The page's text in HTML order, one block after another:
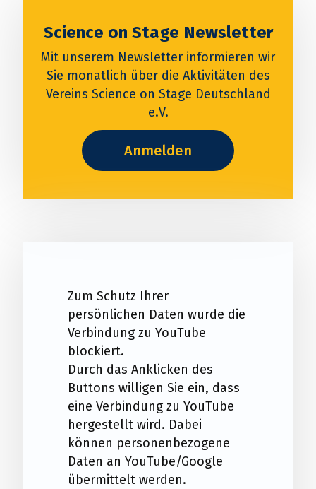
Science on Stage Newsletter
Mit unserem Newsletter informieren wir
Sie monatlich über die Aktivitäten des
Vereins Science on Stage Deutschland
e.V.
Anmelden
Zum Schutz Ihrer
persönlichen Daten wurde die
Verbindung zu YouTube
blockiert.
Durch das Anklicken des
Buttons willigen Sie ein, dass
eine Verbindung zu YouTube
hergestellt wird. Dabei
können personenbezogene
Daten an YouTube/Google
übermittelt werden.